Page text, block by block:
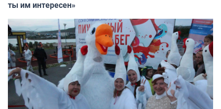
ты им интересен»